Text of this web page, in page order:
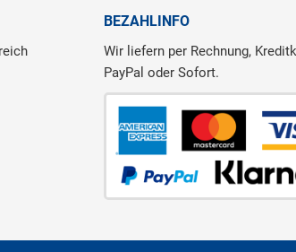
BEZAHLINFO
Wir liefern per Rechnung,
PayPal oder Sofort.